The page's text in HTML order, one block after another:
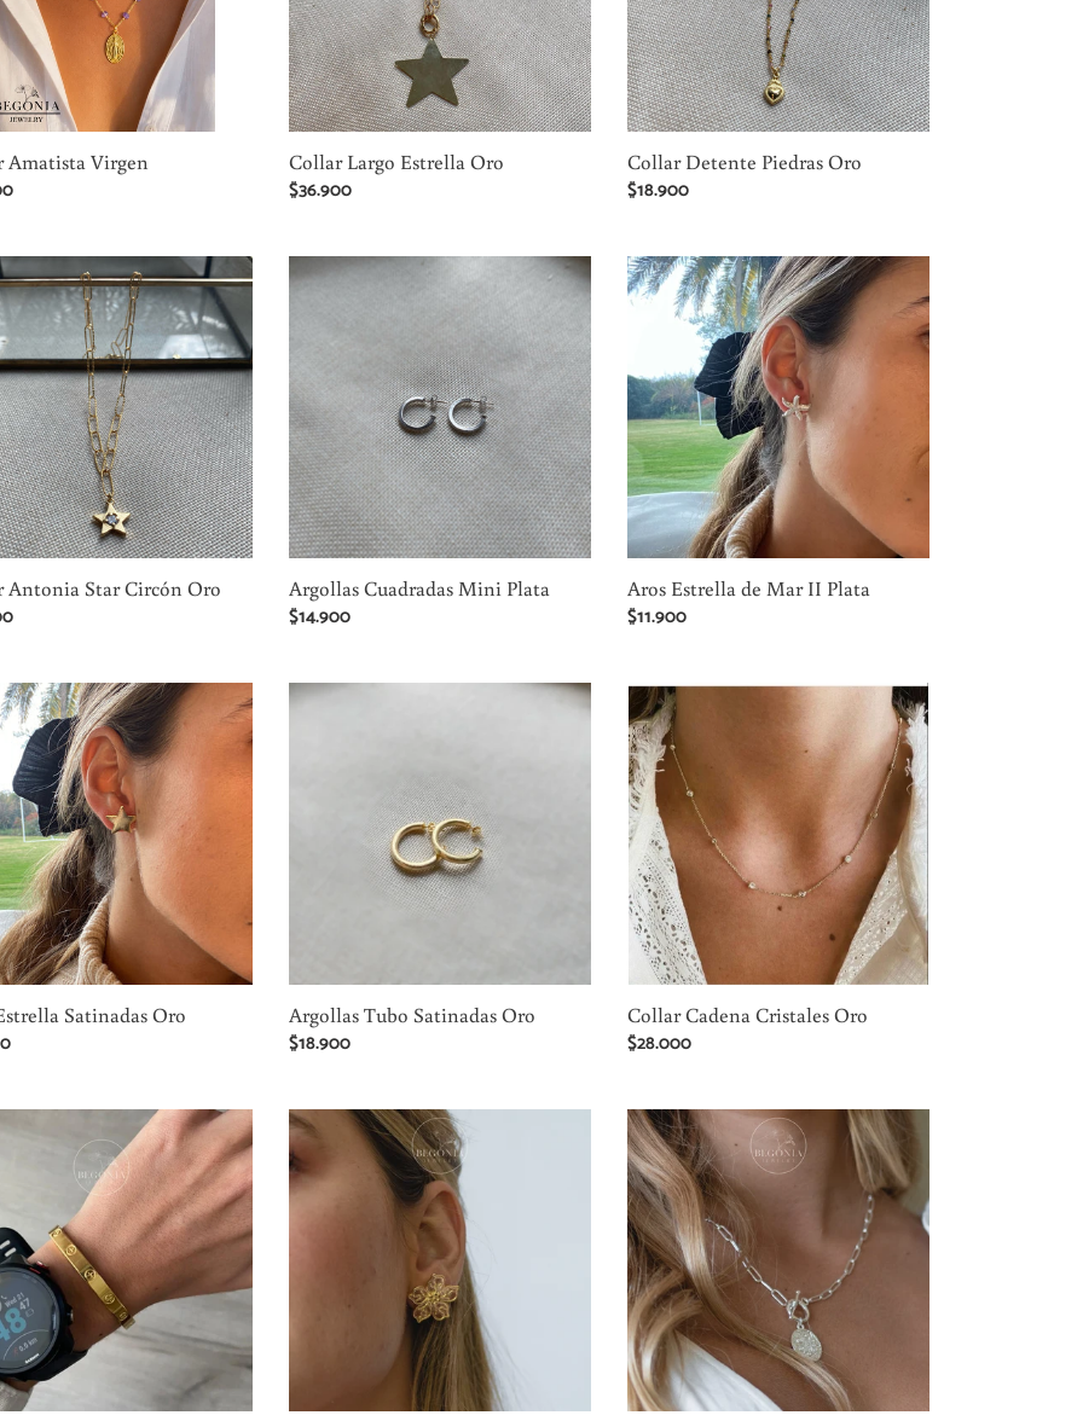
Amatista Virgen Collar Largo Estrella Oro
Precio
$36.900
Collar Detente Piedras Oro
Precio
$18.900
Antonia Star Circón Oro
Argollas
Cuadradas
Argollas Cuadradas Mini Plata
Precio
$14.900
Aros
Estrella
II
Plata
Aros Estrella de Mar II Plata
Precio
$11.900
Satinadas Oro
Argollas
Argollas Tubo Satinadas Oro
Precio
$18.900
Collar
Cadena
Cristales
Oro
Collar Cadena Cristales Oro
Precio
$28.000
Aros
Flor
Hawaii
Oro
Collar
Broche
Mandala
Plata